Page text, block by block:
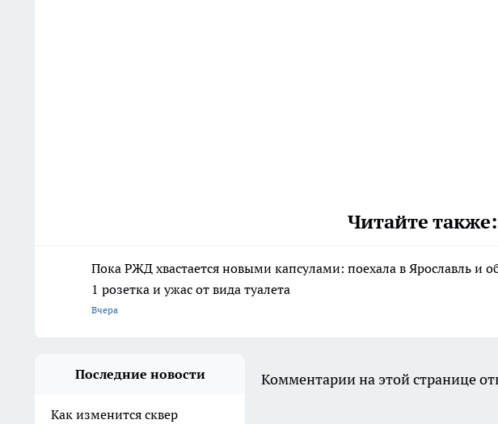
Читайте также:
Пока РЖД хвастается новыми капсулами: поехала в Ярославль и
1 розетка и ужас от вида туалета
Вчера
Последние новости
Как изменится сквер
Комментарии на этой странице